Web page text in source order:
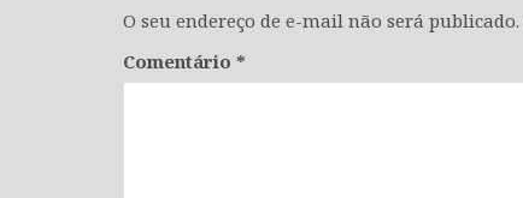
O seu endereço de e-mail não será publicado.
Comentário *